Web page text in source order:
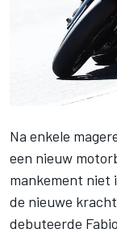
Na enkele
een nieuw
mankement niet
de nieuwe
debuteerde